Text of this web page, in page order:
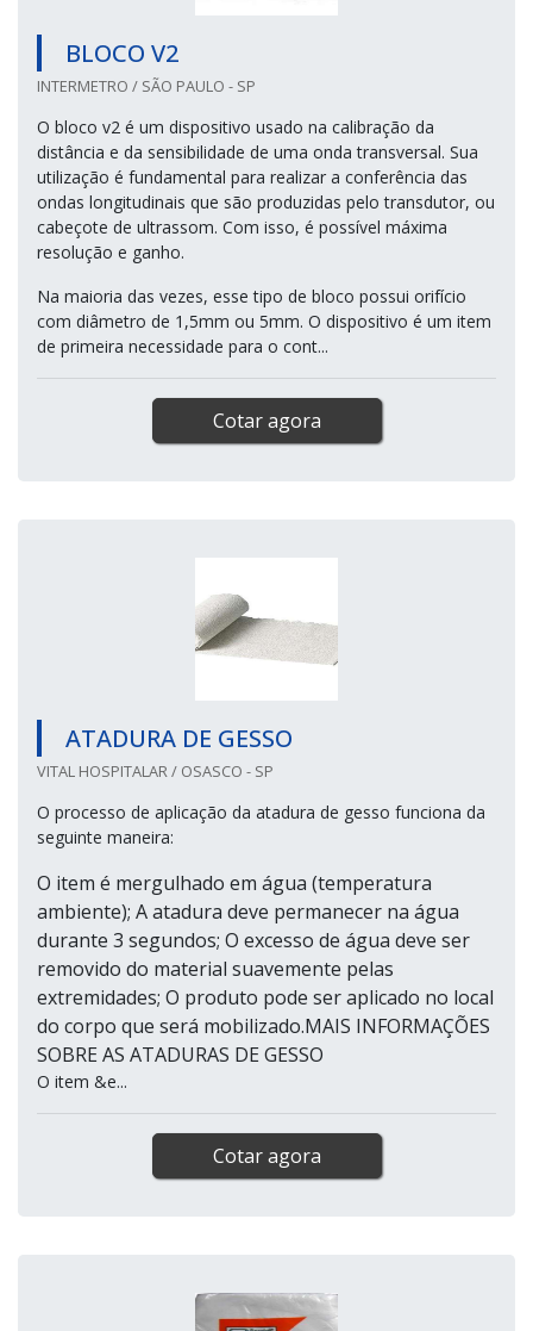
BLOCO V2
INTERMETRO / SÃO PAULO - SP
O bloco v2 é um dispositivo usado na calibração da
distância e da sensibilidade de uma onda transversal. Sua
utilização é fundamental para realizar a conferência das
ondas longitudinais que são produzidas pelo transdutor, ou
cabeçote de ultrassom. Com isso, é possível máxima
resolução e ganho.
Na maioria das vezes, esse tipo de bloco possui orifício
com diâmetro de 1,5mm ou 5mm. O dispositivo é um item
de primeira necessidade para o cont...
Cotar agora
ATADURA DE GESSO
VITAL HOSPITALAR / OSASCO - SP
O processo de aplicação da atadura de gesso funciona da
seguinte maneira:
O item é mergulhado em água (temperatura
ambiente); A atadura deve permanecer na água
durante 3 segundos; O excesso de água deve ser
removido do material suavemente pelas
extremidades; O produto pode ser aplicado no local
do corpo que será mobilizado.MAIS INFORMAÇÕES
SOBRE AS ATADURAS DE GESSO
O item &e...
Cotar agora